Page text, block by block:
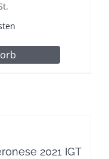
2021 IGT